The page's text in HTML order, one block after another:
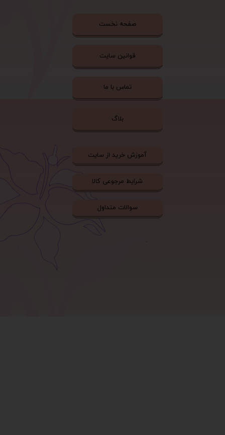
صفحه نخست
قوانین سایت
تماس با ما
بلاگ
آموزش خرید از سایت
شرایط مرجوعی کالا
سوالات متداول